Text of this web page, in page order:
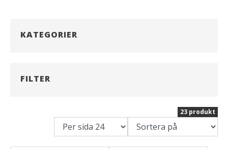
KATEGORIER
FILTER
23 produkt